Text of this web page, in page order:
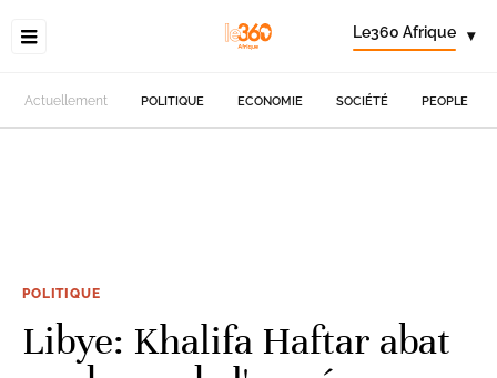
Le360 Afrique ▾
Actuellement POLITIQUE ECONOMIE SOCIÉTÉ PEOPLE
POLITIQUE
Libye: Khalifa Haftar abat